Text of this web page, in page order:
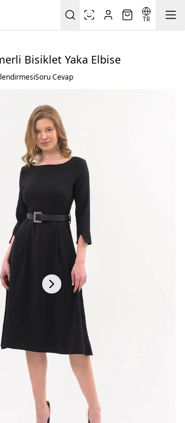
TR
Bisiklet Yaka Elbise
Soru Cevap